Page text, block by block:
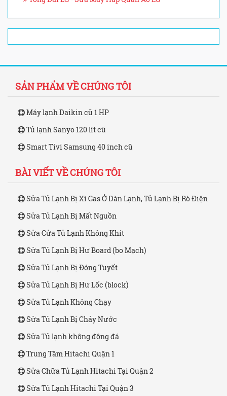
SẢN PHẨM VỀ CHÚNG TÔI
Máy lạnh Daikin cũ 1 HP
Tủ lạnh Sanyo 120 lít cũ
Smart Tivi Samsung 40 inch cũ
BÀI VIẾT VỀ CHÚNG TÔI
Sửa Tủ Lạnh Bị Xì Gas Ở Dàn Lạnh, Tủ Lạnh Bị Rò Điện
Sửa Tủ Lạnh Bị Mất Nguồn
Sửa Cửa Tủ Lạnh Không Khít
Sửa Tủ Lạnh Bị Hư Board (bo Mạch)
Sửa Tủ Lạnh Bị Đóng Tuyết
Sửa Tủ Lạnh Bị Hư Lốc (block)
Sửa Tủ Lạnh Không Chạy
Sửa Tủ Lạnh Bị Chảy Nước
Sửa Tủ lạnh không đông đá
Trung Tâm Hitachi Quận 1
Sửa Chữa Tủ Lạnh Hitachi Tại Quận 2
Sửa Tủ Lạnh Hitachi Tại Quận 3